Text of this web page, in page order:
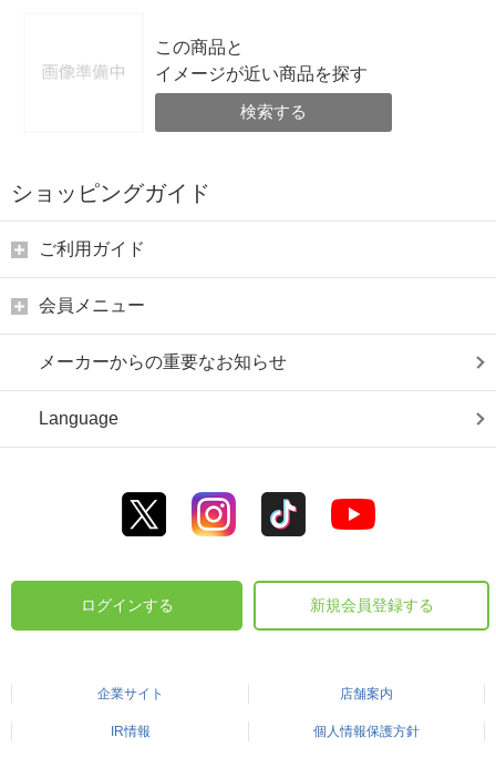
この商品と
イメージが近い商品を探す
検索する
ショッピングガイド
ご利用ガイド
会員メニュー
メーカーからの重要なお知らせ
Language
ログインする 新規会員登録する
企業サイト 店舗案内
IR情報 個人情報保護方針